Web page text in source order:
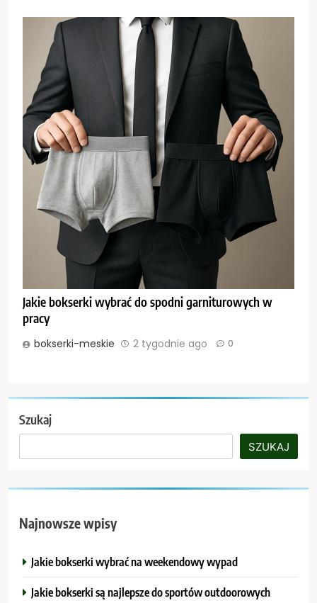
Jakie bokserki wybrać do spodni garniturowych w
pracy
bokserki-meskie 2 tygodnie ago 0
Szukaj
SZUKAJ
Najnowsze wpisy
Jakie bokserki wybrać na weekendowy wypad
Jakie bokserki są najlepsze do sportów outdoorowych